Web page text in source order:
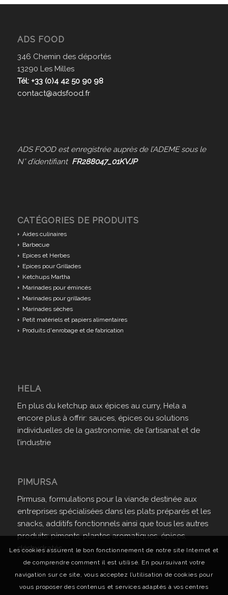
ADS FOOD
346 Chemin des déportés
13290 Les Milles
Tél: +33 (0)4 42 50 90 98
contact@adsfood.fr
ADS FOOD est enregistrée auprès de l’ADEME sous le
N° d’identifiant FR288047_01KVJP
CATÉGORIES DE PRODUITS
Aides culinaires
Barbecue
Epices et Herbes
Epices pour Grillades
Ketchups Martha
Marinades pour émincés
Marinades pour grillades
Marinades sèches
Petit matériels et papiers alimentaires
Produits d'enrobage et de fabrication
HELA
En plus du ketchup aux épices au curry, Hela a
encore plus à offrir: sauces, épices ou solutions
individuelles de la gastronomie, de l’artisanat et de
l’industrie
PIMURSA
Pirmusa, formulations pour la viande destinée aux
entreprises spécialisées dans les plats préparés et les
snacks, additifs fonctionnels ainsi que tous les autres
produits: piments, plantes aromatiques, épices,
déshydratés.
Les cookies assurent le bon fonctionnement de notre site Internet et
de comprendre comment il est utilisé. En poursuivant votre
navigation sur ce site, vous acceptez l’utilisation de cookies pour
vous proposer des contenus et services adaptés à vos centres